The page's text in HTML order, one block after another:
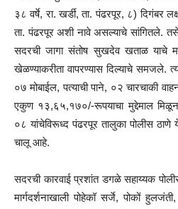
३८ वर्षे, रा. खर्डी, ता. पंढरपूर, ८) दिगंबर
ता. पंढरपूर अशी नावे असल्याचे सांगितले.
सदरची जागा संतोष सुखदेव खताळ याचे
खेळण्याकरीता वापरण्यास दिल्याचे समजले.
०७ मोबाईल, पत्याची पाने, ०२ चारचाकी
एकुण १३,६५,१७०/-रूपयाचा मुद्देमाल
०८ यांचेविरूध्द पंढरपूर तालुका पोलीस ठाणे
चालू आहे.
सदरची कारवाई प्रशांत डगळे सहाय्यक
मार्गदर्शनाखाली पोहेकॉ सर्जे, पोकों